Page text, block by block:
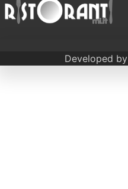
Developed by